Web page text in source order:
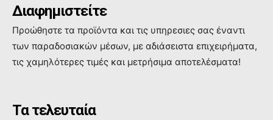
Διαφημιστείτε
Προώθηστε τα προϊόντα και τις υπηρεσιες σας έναντι
των παραδοσιακών μέσων, με αδιάσειστα επιχειρήματα,
τις χαμηλότερες τιμές και μετρήσιμα αποτελέσματα!
Τα τελευταία